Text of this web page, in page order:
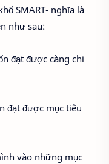
SMART- nghĩa là
như sau:
đạt được càng chi
đạt được mục tiêu
vào những mục